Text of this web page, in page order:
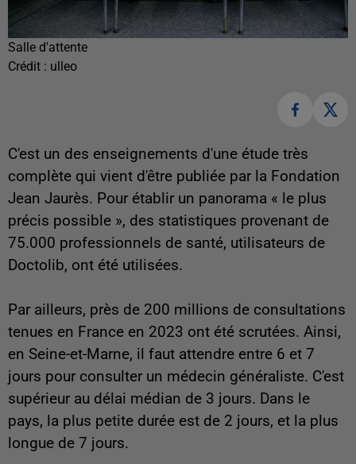
Salle d'attente
Crédit : ulleo
C'est un des enseignements d'une étude très
complète qui vient d'être publiée par la Fondation
Jean Jaurès. Pour établir un panorama « le plus
précis possible », des statistiques provenant de
75.000 professionnels de santé, utilisateurs de
Doctolib, ont été utilisées.
Par ailleurs, près de 200 millions de consultations
tenues en France en 2023 ont été scrutées. Ainsi,
en Seine-et-Marne, il faut attendre entre 6 et 7
jours pour consulter un médecin généraliste. C'est
supérieur au délai médian de 3 jours. Dans le
pays, la plus petite durée est de 2 jours, et la plus
longue de 7 jours.